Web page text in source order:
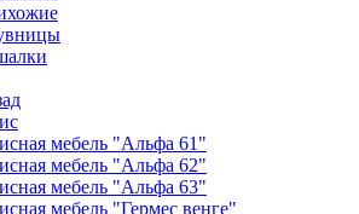
мебель "Альфа 61"
мебель "Альфа 62"
мебель "Альфа 63"
мебель "Гермес венге"